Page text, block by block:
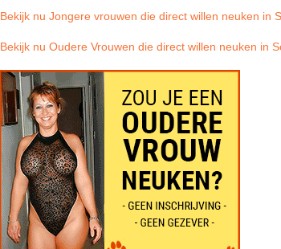
Bekijk nu Jongere vrouwen die direct willen neuken in
Bekijk nu Oudere Vrouwen die direct willen neuken in